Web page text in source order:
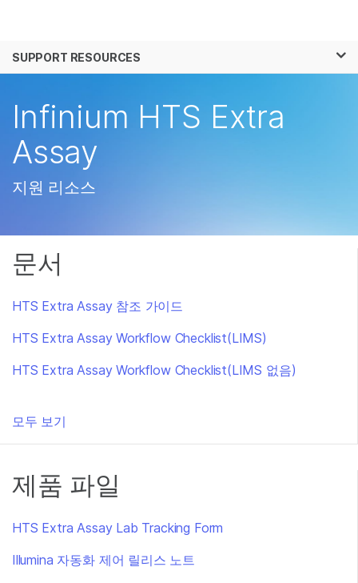
솔루션
회사
지원
SUPPORT RESOURCES
Infinium HTS Extra
Assay
지원 리소스
문서
HTS Extra Assay 참조 가이드
HTS Extra Assay Workflow Checklist(LIMS)
HTS Extra Assay Workflow Checklist(LIMS 없음)
모두 보기
제품 파일
HTS Extra Assay Lab Tracking Form
Illumina 자동화 제어 릴리스 노트
보다 관련성이 높은 콘텐츠를 확인하실 수 있
습니다. 주요 관심 분야를 선택해 주세요:
암 연구
미생물학 연구
농업유전체학 연구
복합 질환 연구
임상 종양학 연구
생식 보건 연구